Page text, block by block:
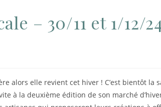
– 30/11 et 1/12/
alors elle revient cet hiver ! C’est bientôt la
à la deuxième édition de son marché